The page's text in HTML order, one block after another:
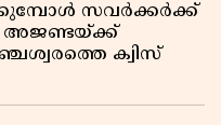
സവർക്കർക്ക്
അജണ്ടയ്ക്ക്
ക്വിസ്